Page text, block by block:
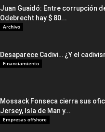
Juan Guaidó: Entre corrupción
Odebrecht hay $ 80...
Archivo
Desaparece Cadivi… ¿Y el
Financiamiento
Mossack Fonseca cierra sus
Jersey, Isla de Man y...
Empresas offshore